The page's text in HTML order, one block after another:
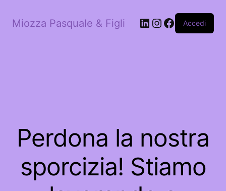
Miozza Pasquale & Figli LinkedIn
Instagram
Facebook
Accedi
Perdona la nostra
sporcizia! Stiamo